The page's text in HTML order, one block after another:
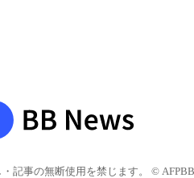
記事の無断使用を禁じます。 © AFPBB